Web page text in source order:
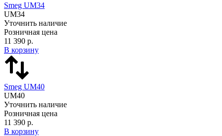
Smeg UM34
UM34
Уточнить наличие
Розничная цена
11 390 р.
В корзину
Smeg UM40
UM40
Уточнить наличие
Розничная цена
11 390 р.
В корзину